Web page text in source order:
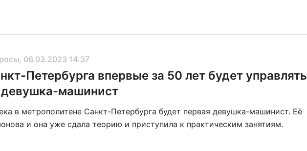
, 06.03.2023 14:37
Петербурга впервые за 50 лет будет управлять
девушка-машинист
в метрополитене Санкт-Петербурга будет первая девушка-машинист. Её
и она уже сдала теорию и приступила к практическим занятиям.